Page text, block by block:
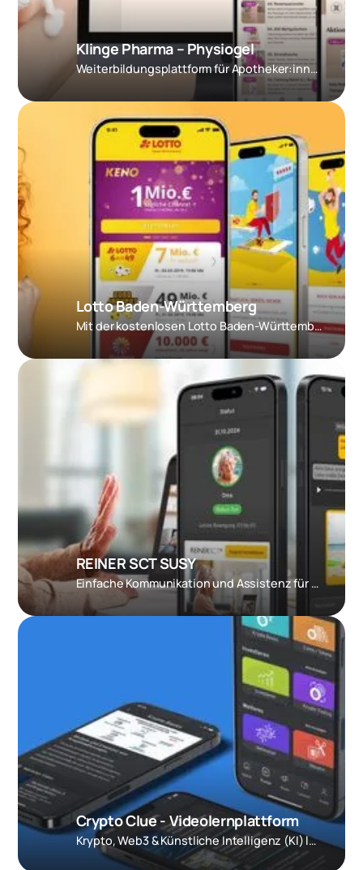
Klinge Pharma – Physiogel
Weiter­bildungs­plattform für Apotheker:innen
Lotto Baden-Württemberg
Mit der kostenlosen Lotto Baden-Württemberg App, direkt das Originalspiel jederzeit und überall sicher spielen.
REINER SCT SUSY
Einfache Kommunikation und Assistenz für Senioren
Crypto Clue - Videolernplattform
Krypto, Web3 & Künstliche Intelligenz (KI) lernen, verstehen und von neuem Wissen profitieren.